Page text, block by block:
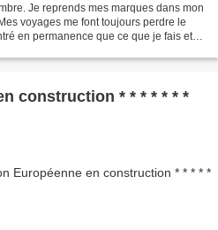
Je reprends mes marques dans mon
voyages me font toujours perdre le
en permanence que ce que je fais et
L'Union Européenne en construction * * * * * * *